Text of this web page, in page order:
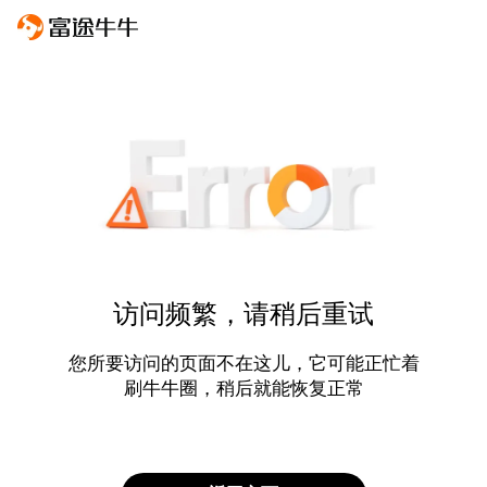
访问频繁，请稍后重试
您所要访问的页面不在这儿，它可能正忙着
刷牛牛圈，稍后就能恢复正常